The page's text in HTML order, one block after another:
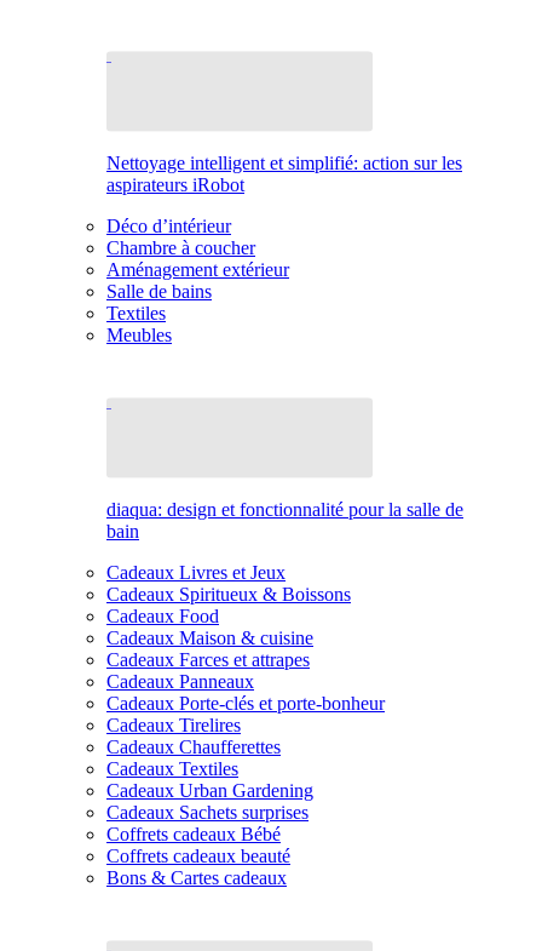
Nettoyage intelligent et simplifié: action sur les
aspirateurs iRobot
Déco d’intérieur
Chambre à coucher
Aménagement extérieur
Salle de bains
Textiles
Meubles
diaqua: design et fonctionnalité pour la salle de
bain
Cadeaux Livres et Jeux
Cadeaux Spiritueux & Boissons
Cadeaux Food
Cadeaux Maison & cuisine
Cadeaux Farces et attrapes
Cadeaux Panneaux
Cadeaux Porte-clés et porte-bonheur
Cadeaux Tirelires
Cadeaux Chaufferettes
Cadeaux Textiles
Cadeaux Urban Gardening
Cadeaux Sachets surprises
Coffrets cadeaux Bébé
Coffrets cadeaux beauté
Bons & Cartes cadeaux